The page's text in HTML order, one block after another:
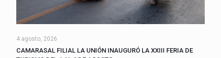
4 agosto, 2026
CAMARASAL FILIAL LA UNIÓN INAUGURÓ LA XXIII FERIA DE